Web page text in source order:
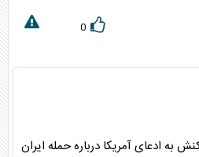
0
به ادعای آمریکا درباره حمله ایران